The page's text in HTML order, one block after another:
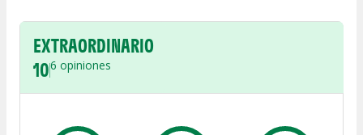
EXTRAORDINARIO
106 opiniones